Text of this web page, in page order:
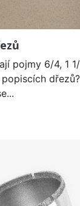
pojmy 6/4, 1